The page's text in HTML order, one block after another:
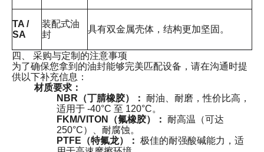
TA /
SA
装配式油
封
具有双金属壳体，结构更加坚固。
四、 采购与定制的注意事项
为了确保您拿到的油封能够完美匹配设备，请在沟通时提
供以下补充信息：
材质要求：
NBR（丁腈橡胶）：
耐油、耐磨，性价比高，
适用于 -40°C 至 120°C。
FKM/VITON（氟橡胶）：
耐高温（可达
250°C）、耐腐蚀。
PTFE（特氟龙）： 极佳的耐强酸碱能力，适